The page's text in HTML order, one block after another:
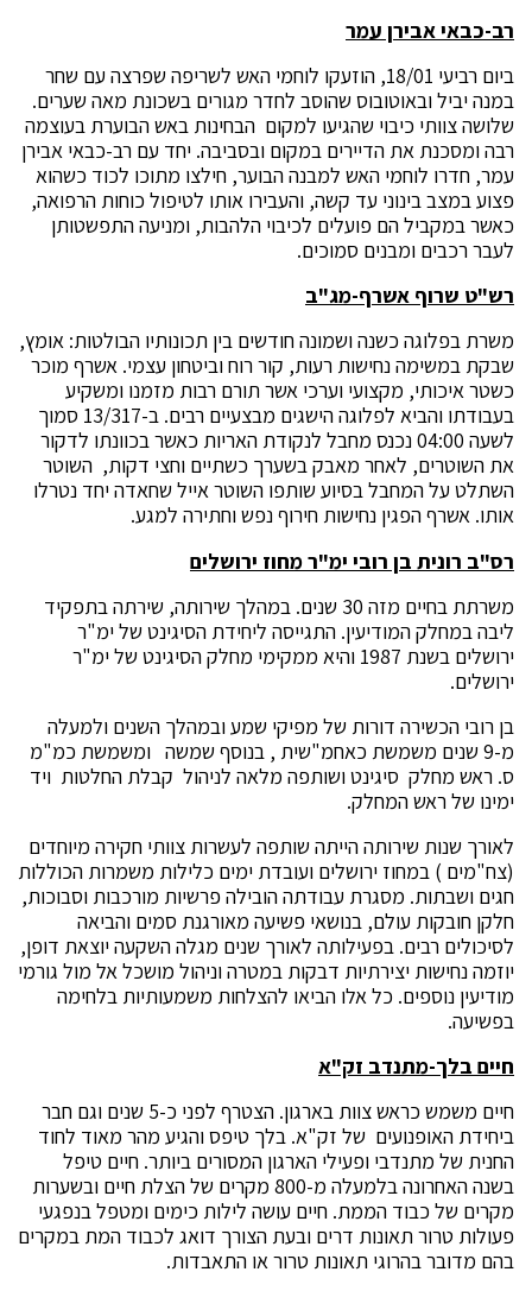
רב-כבאי אבירן עמר
ביום רביעי 18/01, הוזעקו לוחמי האש לשריפה שפרצה עם שחר
במנה יביל ובאוטובוס שהוסב לחדר מגורים בשכונת מאה שערים.
שלושה צוותי כיבוי שהגיעו למקום הבחינות באש הבוערת בעוצמה
רבה ומסכנת את הדיירים במקום ובסביבה. יחד עם רב-כבאי אבירן
עמר, חדרו לוחמי האש למבנה הבוער, חילצו מתוכו לכוד כשהוא
פצוע במצב בינוני עד קשה, והעבירו אותו לטיפול כוחות הרפואה,
כאשר במקביל הם פועלים לכיבוי הלהבות, ומניעה התפשטותן
לעבר רכבים ומבנים סמוכים.
רש"ט שרוף אשרף-מג"ב
משרת בפלוגה כשנה ושמונה חודשים בין תכונותיו הבולטות: אומץ,
שבקת במשימה נחישות רעות, קור רוח וביטחון עצמי. אשרף מוכר
כשטר איכותי, מקצועי וערכי אשר תורם רבות מזמנו ומשקיע
בעבודתו והביא לפלוגה הישגים מבצעיים רבים. ב-13/317 סמוך
לשעה 04:00 נכנס מחבל לנקודת האריות כאשר בכוונתו לדקור
את השוטרים, לאחר מאבק בשערך כשתיים וחצי דקות, השוטר
השתלט על המחבל בסיוע שותפו השוטר אייל שחאדה יחד נטרלו
אותו. אשרף הפגין נחישות חירוף נפש וחתירה למגע.
רס"ב רונית בן רובי ימ"ר מחוז ירושלים
משרתת בחיים מזה 30 שנים. במהלך שירותה, שירתה בתפקיד
ליבה במחלק המודיעין. התגייסה ליחידת הסיגינט של ימ"ר
ירושלים בשנת 1987 והיא ממקימי מחלק הסיגינט של ימ"ר
ירושלים.
בן רובי הכשירה דורות של מפיקי שמע ובמהלך השנים ולמעלה
מ-9 שנים משמשת כאחמ"שית , בנוסף שמשה ומשמשת כמ"מ
ס. ראש מחלק סיגינט ושותפה מלאה לניהול קבלת החלטות ויד
ימינו של ראש המחלק.
לאורך שנות שירותה הייתה שותפה לעשרות צוותי חקירה מיוחדים
(צח"מים ) במחוז ירושלים ועובדת ימים כלילות משמרות הכוללות
חגים ושבתות. מסגרת עבודתה הובילה פרשיות מורכבות וסבוכות,
חלקן חובקות עולם, בנושאי פשיעה מאורגנת סמים והביאה
לסיכולים רבים. בפעילותה לאורך שנים מגלה השקעה יוצאת דופן,
יוזמה נחישות יצירתיות דבקות במטרה וניהול מושכל אל מול גורמי
מודיעין נוספים. כל אלו הביאו להצלחות משמעותיות בלחימה
בפשיעה.
חיים בלך-מתנדב זק"א
חיים משמש כראש צוות בארגון. הצטרף לפני כ-5 שנים וגם חבר
ביחידת האופנועים של זק"א. בלך טיפס והגיע מהר מאוד לחוד
החנית של מתנדבי ופעילי הארגון המסורים ביותר. חיים טיפל
בשנה האחרונה בלמעלה מ-800 מקרים של הצלת חיים ובשערות
מקרים של כבוד הממת. חיים עושה לילות כימים ומטפל בנפגעי
פעולות טרור תאונות דרים ובעת הצורך דואג לכבוד המת במקרים
בהם מדובר בהרוגי תאונות טרור או התאבדות.